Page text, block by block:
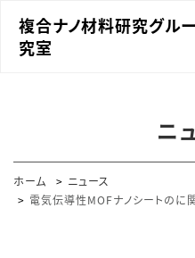
複合ナノ材料研究グル
究室
ニ
ホーム
ニュース
電気伝導性MOFナノシートのに